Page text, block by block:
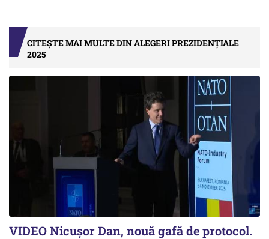
CITEȘTE MAI MULTE DIN ALEGERI PREZIDENȚIALE
2025
VIDEO Nicușor Dan, nouă gafă de protocol.